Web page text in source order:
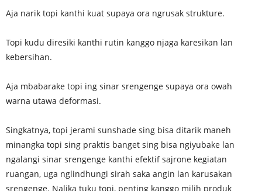
Aja narik topi kanthi kuat supaya ora ngrusak strukture.
Topi kudu diresiki kanthi rutin kanggo njaga karesikan lan
kebersihan.
Aja mbabarake topi ing sinar srengenge supaya ora owah
warna utawa deformasi.
Singkatnya, topi jerami sunshade sing bisa ditarik maneh
minangka topi sing praktis banget sing bisa ngiyubake lan
ngalangi sinar srengenge kanthi efektif sajrone kegiatan
ruangan, uga nglindhungi sirah saka angin lan karusakan
srengenge. Nalika tuku topi, penting kanggo milih produk